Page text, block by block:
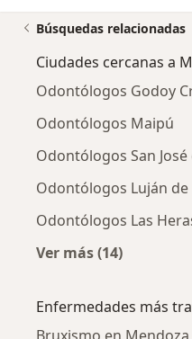
Búsquedas relacionadas
Ciudades cercanas a
Odontólogos Godoy
Odontólogos Maipú
Odontólogos San
Odontólogos Luján de
Odontólogos Las
Ver más (14)
Enfermedades más